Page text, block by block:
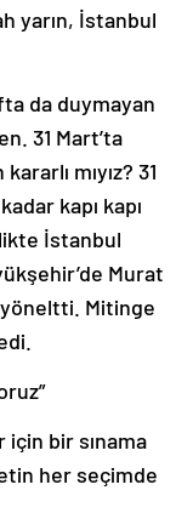
yarın, İstanbul
da duymayan
31 Mart’ta
mıyız? 31
kapı kapı
İstanbul
Murat
yöneltti. Mitinge
bir sınama
her seçimde